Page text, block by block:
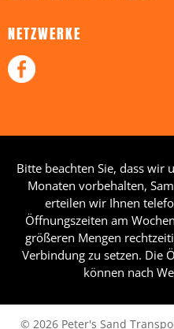
NETZWERKE
Bitte beachten Sie, dass wir
Monaten vorbehalten,
erteilen wir Ihnen
Öffnungszeiten am
größeren Mengen
Verbindung zu setzen. Die
können nach
© 2026 Peter's Sand